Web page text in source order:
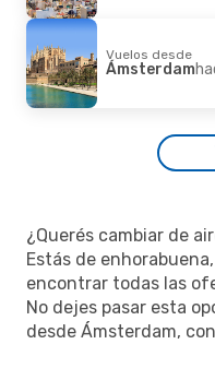
Vuelos desde
Ámsterdam
¿Querés cambiar de
Estás de
encontrar todas las
No dejes pasar esta
desde Ámsterdam,